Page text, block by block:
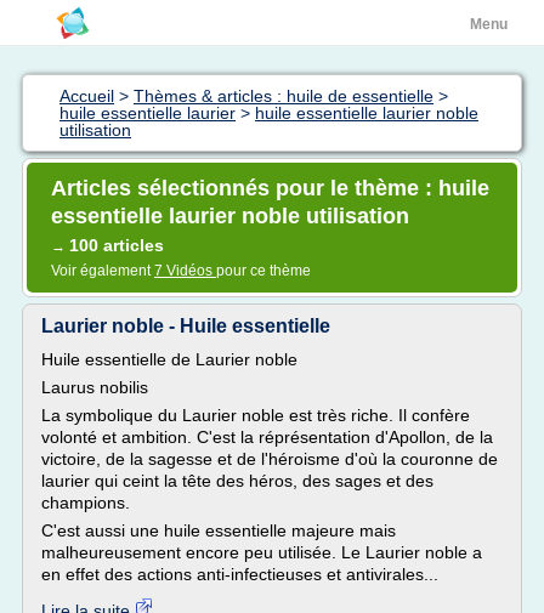
Menu
Accueil > Thèmes & articles : huile de essentielle >
huile essentielle laurier > huile essentielle laurier noble
utilisation
Articles sélectionnés pour le thème : huile
essentielle laurier noble utilisation
→ 100 articles
Voir également7 Vidéos pour ce thème
Laurier noble - Huile essentielle
Huile essentielle de Laurier noble
Laurus nobilis
La symbolique du Laurier noble est très riche. Il confère
volonté et ambition. C'est la réprésentation d'Apollon, de la
victoire, de la sagesse et de l'héroisme d'où la couronne de
laurier qui ceint la tête des héros, des sages et des
champions.
C'est aussi une huile essentielle majeure mais
malheureusement encore peu utilisée. Le Laurier noble a
en effet des actions anti-infectieuses et antivirales...